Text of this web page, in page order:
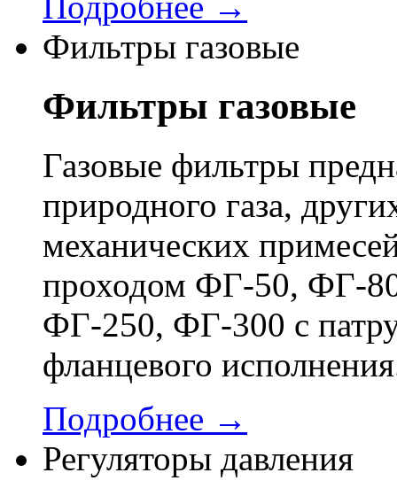
Фильтры газовые
Фильтры газовые
Газовые фильтры
природного газа,
механических
проходом ФГ-50, ФГ-
ФГ-250, ФГ-300 с
фланцевого
Подробнее →
Регуляторы давления